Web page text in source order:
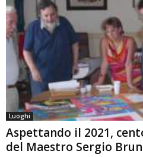
Luoghi
Aspettando il 2021,
del Maestro Sergio